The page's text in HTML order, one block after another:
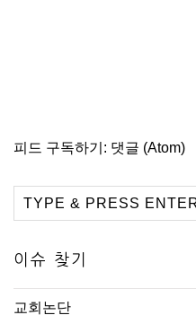
피드 구독하기: 댓글 (Atom)
이슈 찾기
교회논단